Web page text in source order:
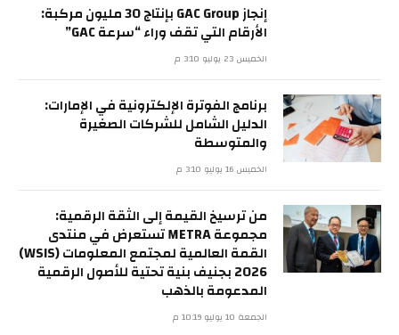
إنجاز GAC Group بإنتاج 30 مليون مركبة:
الأرقام التي تقف وراء “سرعة GAC”
الخميس 23 يوليو 3:10 م
برنامج الفوترة الإلكترونية في الإمارات:
الدليل الشامل للشركات الصغيرة
والمتوسطة
الخميس 16 يوليو 3:10 م
من ترسيخ القيمة إلى الثقة الرقمية:
مجموعة METRA تستعرض في منتدى
القمة العالمية لمجتمع المعلومات (WSIS)
2026 بجنيف بنية تحتية للأصول الرقمية
المدعومة بالذهب
الجمعة 10 يوليو 10:19 م